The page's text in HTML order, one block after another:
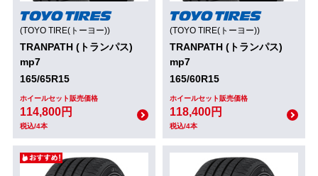
(TOYO TIRE(トーヨー))
TRANPATH (トランパス)
mp7
165/65R15
ホイールセット販売価格
114,800円
税込/4本
(TOYO TIRE(トーヨー))
TRANPATH (トランパス)
mp7
165/60R15
ホイールセット販売価格
118,400円
税込/4本